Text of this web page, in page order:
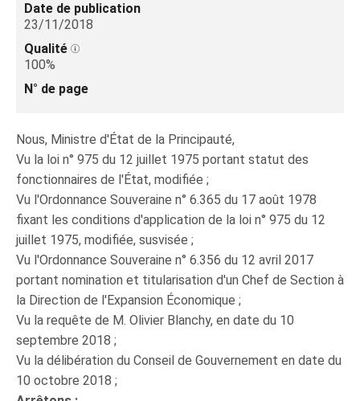
Date de publication
23/11/2018
Qualité
100%
N° de page
Nous, Ministre d'État de la Principauté,
Vu la loi n° 975 du 12 juillet 1975 portant statut des
fonctionnaires de l'État, modifiée ;
Vu l'Ordonnance Souveraine n° 6.365 du 17 août 1978
fixant les conditions d'application de la loi n° 975 du 12
juillet 1975, modifiée, susvisée ;
Vu l'Ordonnance Souveraine n° 6.356 du 12 avril 2017
portant nomination et titularisation d'un Chef de Section à
la Direction de l'Expansion Économique ;
Vu la requête de M. Olivier Blanchy, en date du 10
septembre 2018 ;
Vu la délibération du Conseil de Gouvernement en date du
10 octobre 2018 ;